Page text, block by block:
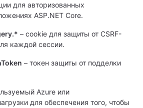
для авторизованных
ASP.NET Core.
– cookie для защиты от CSRF-
каждой сессии.
– токен защиты от подделки
Azure или
для обеспечения того, чтобы